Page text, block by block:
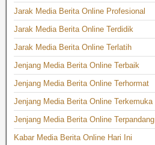
Jarak Media Berita Online Profesional
Jarak Media Berita Online Terdidik
Jarak Media Berita Online Terlatih
Jenjang Media Berita Online Terbaik
Jenjang Media Berita Online Terhormat
Jenjang Media Berita Online Terkemuka
Jenjang Media Berita Online Terpandang
Kabar Media Berita Online Hari Ini